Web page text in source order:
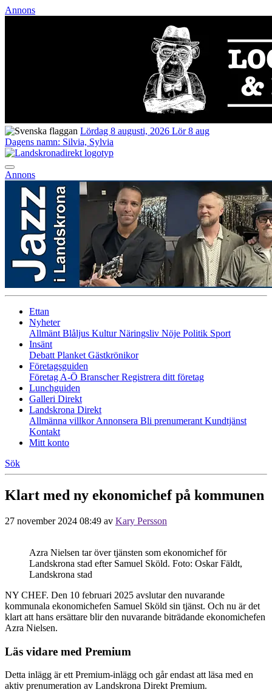
Annons
Lördag 8 augusti, 2026 Lör 8 aug
Dagens namn: Silvia, Sylvia
Annons
Ettan
Nyheter
Allmänt Blåljus KulturNäringsliv Nöje Politik Sport
Insänt
Debatt Planket Gästkrönikor
Företagsguiden
Företag A-Ö BranscherRegistrera ditt företag
Lunchguiden
Galleri Direkt
Landskrona Direkt
Allmänna villkorAnnonsera Bli prenumerant Kundtjänst
Kontakt
Mitt konto
Sök
Klart med ny ekonomichef på kommunen
27 november 2024 08:49 av Kary Persson
Azra Nielsen tar över tjänsten som ekonomichef för
Landskrona stad efter Samuel Sköld. Foto: Oskar Fäldt,
Landskrona stad
NY CHEF. Den 10 februari 2025 avslutar den nuvarande
kommunala ekonomichefen Samuel Sköld sin tjänst. Och nu är det
klart att hans ersättare blir den nuvarande biträdande ekonomichefen
Azra Nielsen.
Läs vidare med Premium
Detta inlägg är ett Premium-inlägg och går endast att läsa med en
aktiv prenumeration av Landskrona Direkt Premium.